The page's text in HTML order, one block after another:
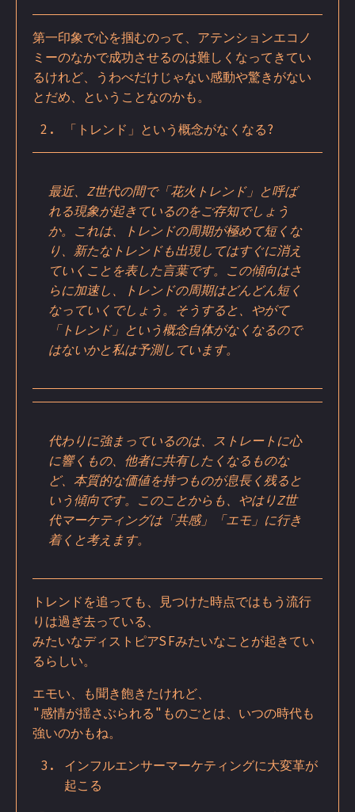
第一印象で心を掴むのって、アテンションエコノ
ミーのなかで成功させるのは難しくなってきてい
るけれど、うわべだけじゃない感動や驚きがない
とだめ、ということなのかも。
「トレンド」という概念がなくなる?
最近、Z世代の間で「花火トレンド」と呼ば
れる現象が起きているのをご存知でしょう
か。これは、トレンドの周期が極めて短くな
り、新たなトレンドも出現してはすぐに消え
ていくことを表した言葉です。この傾向はさ
らに加速し、トレンドの周期はどんどん短く
なっていくでしょう。そうすると、やがて
「トレンド」という概念自体がなくなるので
はないかと私は予測しています。
代わりに強まっているのは、ストレートに心
に響くもの、他者に共有したくなるものな
ど、本質的な価値を持つものが息長く残ると
いう傾向です。このことからも、やはりZ世
代マーケティングは「共感」「エモ」に行き
着くと考えます。
トレンドを追っても、見つけた時点ではもう流行
りは過ぎ去っている、
みたいなディストピアSFみたいなことが起きてい
るらしい。
エモい、も聞き飽きたけれど、
"感情が揺さぶられる"ものごとは、いつの時代も
強いのかもね。
インフルエンサーマーケティングに大変革が
起こる